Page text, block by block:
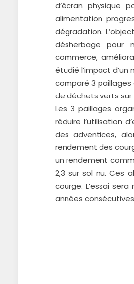
d’écran physique
alimentation
dégradation.
désherbage pour
commerce,
étudié l’impact d’un
comparé 3
de déchets verts
Les 3 paillages
réduire l’utilisation
des adventices,
rendement des
un rendement
2,3 sur sol nu. Ces
courge. L’essai
années